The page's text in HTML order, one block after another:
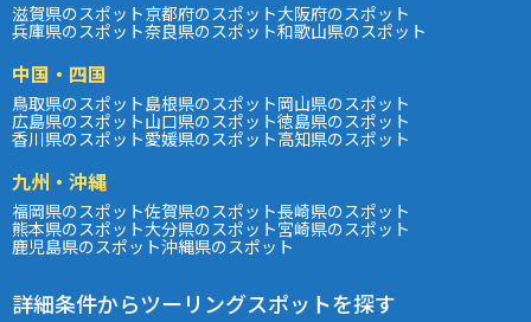
滋賀県のスポット京都府のスポット大阪府のスポット
兵庫県のスポット奈良県のスポット和歌山県のスポット
中国・四国
鳥取県のスポット島根県のスポット岡山県のスポット
広島県のスポット山口県のスポット徳島県のスポット
香川県のスポット愛媛県のスポット高知県のスポット
九州・沖縄
福岡県のスポット佐賀県のスポット長崎県のスポット
熊本県のスポット大分県のスポット宮崎県のスポット
鹿児島県のスポット沖縄県のスポット
詳細条件からツーリングスポットを探す